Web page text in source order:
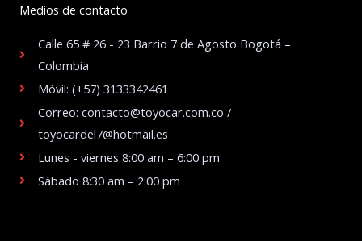
Medios de contacto
Calle 65 # 26 - 23 Barrio 7 de Agosto Bogotá –
Colombia
Móvil: (+57) 3133342461
Correo: contacto@toyocar.com.co /
toyocardel7@hotmail.es
Lunes - viernes 8:00 am – 6:00 pm
Sábado 8:30 am – 2:00 pm